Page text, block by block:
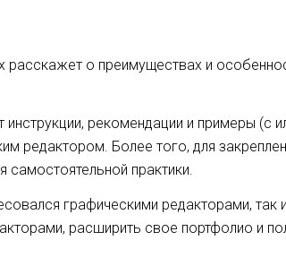
расскажет о преимуществах и
рекомендации и примеры (с
редактором. Более того, для
практики.
графическими редакторами, так
расширить свое портфолио и